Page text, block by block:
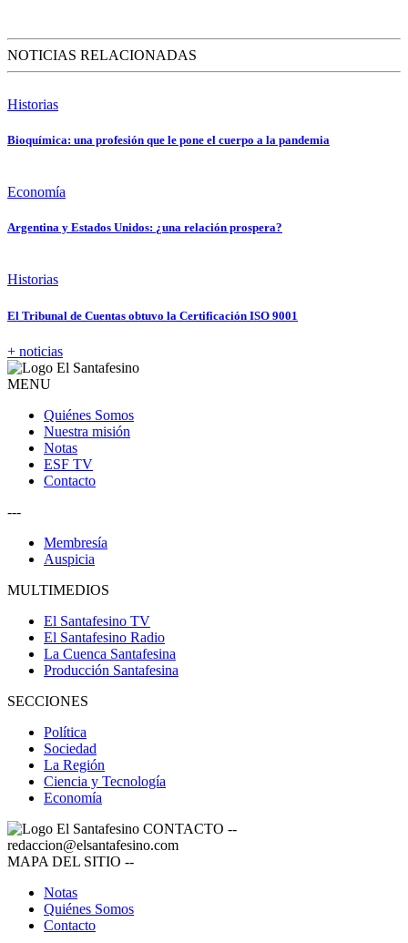
NOTICIAS RELACIONADAS
Historias
Bioquímica: una profesión que le pone el cuerpo a la pandemia
Economía
Argentina y Estados Unidos: ¿una relación prospera?
Historias
El Tribunal de Cuentas obtuvo la Certificación ISO 9001
+ noticias
MENU
Quiénes Somos
Nuestra misión
Notas
ESF TV
Contacto
---
Membresía
Auspicia
MULTIMEDIOS
El Santafesino TV
El Santafesino Radio
La Cuenca Santafesina
Producción Santafesina
SECCIONES
Política
Sociedad
La Región
Ciencia y Tecnología
Economía
CONTACTO --
redaccion@elsantafesino.com
MAPA DEL SITIO --
Notas
Quiénes Somos
Contacto